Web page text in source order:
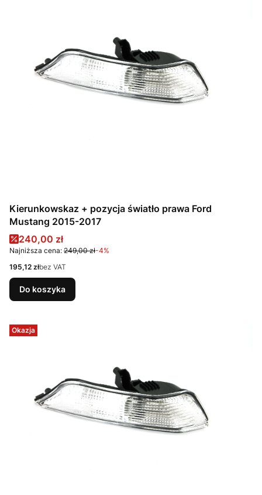
Kierunkowskaz + pozycja światło prawa Ford
Mustang 2015-2017
Cena promocyjna
240,00 zł
Najniższa cena: 249,00 zł-4%
Cena
195,12 złbez VAT
Do koszyka
Okazja